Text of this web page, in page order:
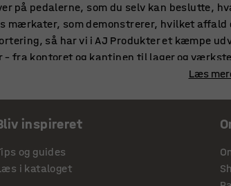
på pedalerne, som du selv kan beslutte,
mærkater, som demonstrerer, hvilket affald
så har vi i AJ Produkter et kæmpe
– fra kontoret og kantinen til lager og
bruges til og hvilke funktioner, den skal
er det vigtigt at vælge en affaldsspand, der
Smider I meget ud eller er I mange, der
ikke så meget affald og tømmes spanden
Læs
inspireret
og guides
i kataloget